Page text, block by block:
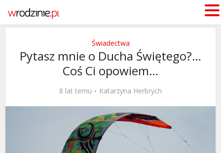
Świadectwa
Pytasz mnie o Ducha Świętego?…
Coś Ci opowiem…
8 lat temu Katarzyna Herbrych